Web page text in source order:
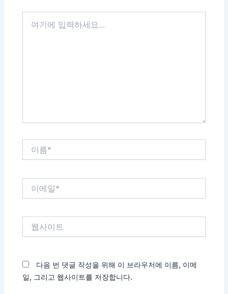
다음 번 댓글 작성을 위해 이 브라우저에 이름, 이메
일, 그리고 웹사이트를 저장합니다.